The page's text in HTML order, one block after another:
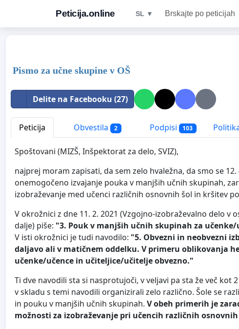
Peticija.online SL ▼ Brskajte po peticijah
Pismo za učne skupine v OŠ
Delite na Facebooku (27)
Peticija Obvestila 2 Podpisi 103
Spoštovani (MIZŠ, Inšpektorat za delo, SVIZ),
najprej moram zapisati, da sem zelo hvaležna, da smo se
onemogočeno izvajanje pouka v manjših učnih skupinah,
izobraževanje med učenci različnih osnovnih šol in kršitev
V okrožnici z dne 11. 2. 2021 (Vzgojno-izobraževalno delo v
dalje) piše: "3. Pouk v manjših učnih skupinah za učenke/
V isti okrožnici je tudi navodilo: "5. Obvezni in neobvezni
daljavo ali v matičnem oddelku. V primeru oblikovanja
učenke/učence in učiteljice/učitelje obvezno."
Ti dve navodili sta si nasprotujoči, v veljavi pa sta že več kot
v skladu s temi navodili organizirali zelo različno. Šole se
in pouku v manjših učnih skupinah. V obeh primerih je
možnosti za izobraževanje pri učencih različnih